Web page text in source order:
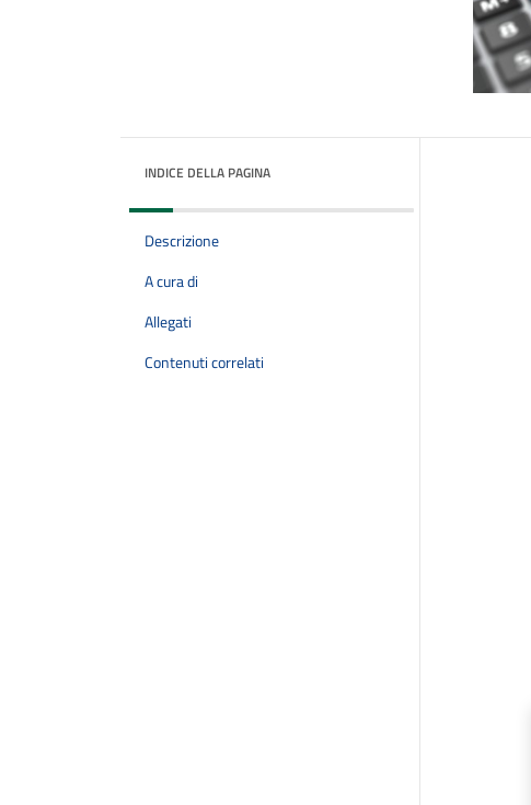
INDICE DELLA PAGINA
Descrizione
A cura di
Allegati
Contenuti correlati